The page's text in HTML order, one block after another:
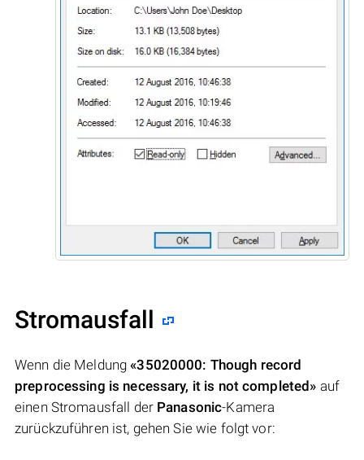
Stromausfall
Wenn die Meldung«35020000: Though record
preprocessing is necessary, it is not completed» auf
einen Stromausfall der Panasonic-Kamera
zurückzuführen ist, gehen Sie wie folgt vor: